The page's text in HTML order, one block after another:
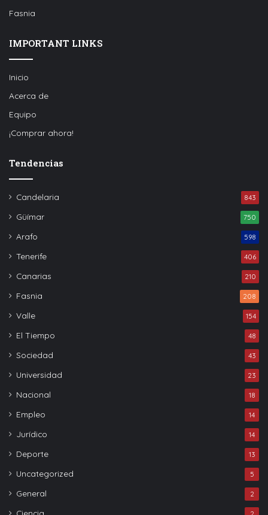
Fasnia
IMPORTANT LINKS
Inicio
Acerca de
Equipo
¡Comprar ahora!
Tendencias
Candelaria 843
Güímar 750
Arafo 598
Tenerife 406
Canarias 210
Fasnia 208
Valle 154
El Tiempo 48
Sociedad 43
Universidad 23
Nacional 18
Empleo 14
Jurídico 14
Deporte 13
Uncategorized 5
General 2
Ciencia